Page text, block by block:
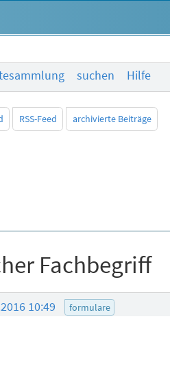
suchen Hilfe
RSS-Feed archivierte Beiträge
Fachbegriff
10:49 formulare